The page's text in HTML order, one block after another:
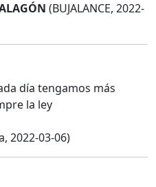
(BUJALANCE, 2022-
día tengamos más
la ley
2022-03-06)